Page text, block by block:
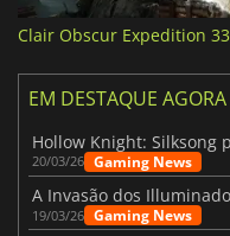
Clair Obscur Expedition 33
EM DESTAQUE AGORA
20/03/26 Gaming News
19/03/26 Gaming News